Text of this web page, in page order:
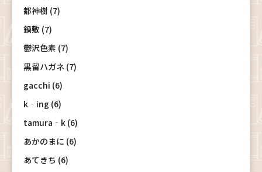
都神樹 (7)
鍋敷 (7)
鬱沢色素 (7)
黒留ハガネ (7)
gacchi (6)
k‐ing (6)
tamura‐k (6)
あかのまに (6)
あてきち (6)